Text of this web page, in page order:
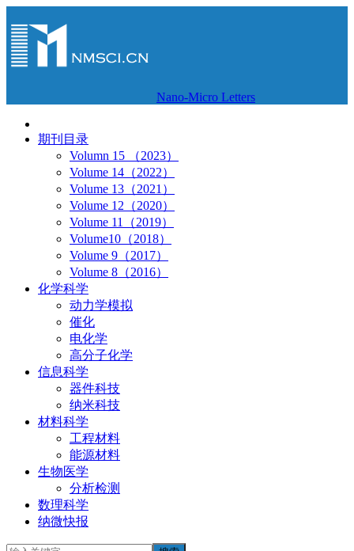
Nano-Micro Letters
期刊目录
Volumn 15 （2023）
Volume 14（2022）
Volume 13（2021）
Volume 12（2020）
Volume 11（2019）
Volume10（2018）
Volume 9（2017）
Volume 8（2016）
化学科学
动力学模拟
催化
电化学
高分子化学
信息科学
器件科技
纳米科技
材料科学
工程材料
能源材料
生物医学
分析检测
数理科学
纳微快报